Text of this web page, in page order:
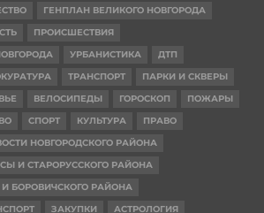
ГЕНПЛАН ВЕЛИКОГО НОВГОРОДА
ПРОИСШЕСТВИЯ
УРБАНИСТИКА
ДТП
ТРАНСПОРТ
ПАРКИ И СКВЕРЫ
ВЕЛОСИПЕДЫ ГОРОСКОП
ПОЖАРЫ
СПОРТ КУЛЬТУРА
ПРАВО
НОВГОРОДСКОГО РАЙОНА
И СТАРОРУССКОГО РАЙОНА
БОРОВИЧСКОГО РАЙОНА
ЗАКУПКИ АСТРОЛОГИЯ